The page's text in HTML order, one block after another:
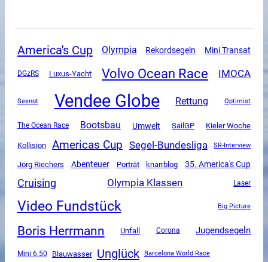
America's Cup Olympia Rekordsegeln Mini Transat
DGzRS Luxus-Yacht Volvo Ocean Race IMOCA
Seenot Vendee Globe Rettung Optimist
The Ocean Race Bootsbau Umwelt SailGP Kieler Woche
Kollision Americas Cup Segel-Bundesliga SR-Interview
Jörg Riechers Abenteuer Porträt knarrblog 35. America's Cup
Cruising Olympia Klassen Laser
Video Fundstück Big Picture
Boris Herrmann Unfall Corona Jugendsegeln
Mini 6.50 Blauwasser Unglück Barcelona World Race